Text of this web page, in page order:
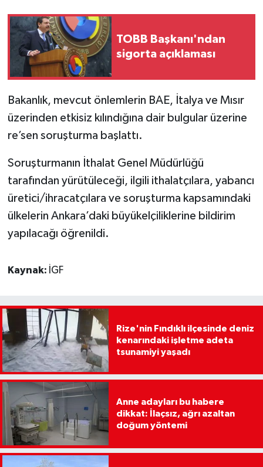
TOBB Başkanı'ndan
sigorta açıklaması
Bakanlık, mevcut önlemlerin BAE, İtalya ve Mısır
üzerinden etkisiz kılındığına dair bulgular üzerine
re’sen soruşturma başlattı.
Soruşturmanın İthalat Genel Müdürlüğü
tarafından yürütüleceği, ilgili ithalatçılara, yabancı
üretici/ihracatçılara ve soruşturma kapsamındaki
ülkelerin Ankara’daki büyükelçiliklerine bildirim
yapılacağı öğrenildi.
Kaynak: İGF
Rize'nin Fındıklı ilçesinde deniz
kenarındaki işletme adeta
tsunamiyi yaşadı
Anne adayları bu habere
dikkat: İlaçsız, ağrı azaltan
doğum yöntemi